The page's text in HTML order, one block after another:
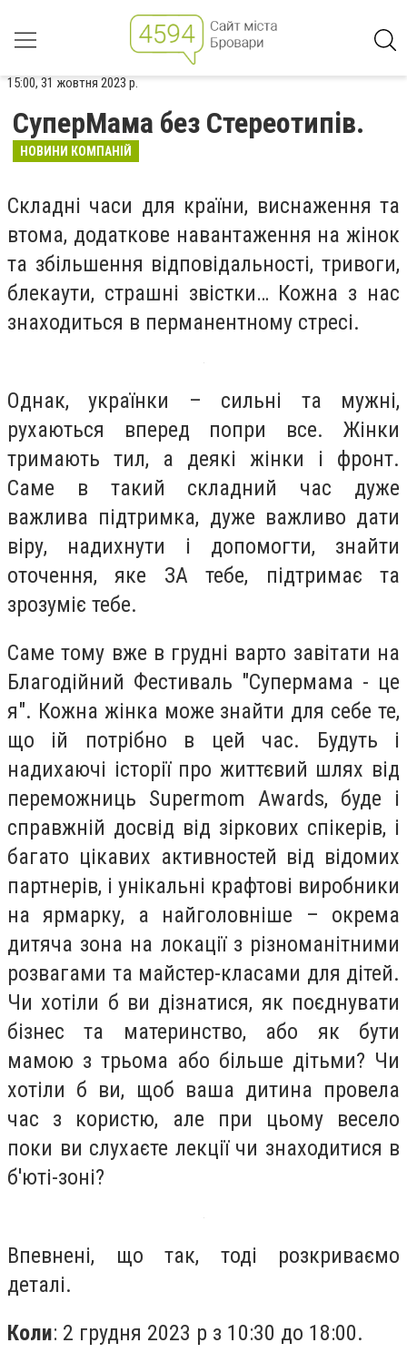
15:00, 31 жовтня 2023 р.
СуперМама без Стереотипів.
НОВИНИ КОМПАНІЙ
Складні часи для країни, виснаження та
втома, додаткове навантаження на жінок
та збільшення відповідальності, тривоги,
блекаути, страшні звістки… Кожна з нас
знаходиться в перманентному стресі.
Однак, українки – сильні та мужні,
рухаються вперед попри все. Жінки
тримають тил, а деякі жінки і фронт.
Саме в такий складний час дуже
важлива підтримка, дуже важливо дати
віру, надихнути і допомогти, знайти
оточення, яке ЗА тебе, підтримає та
зрозуміє тебе.
Саме тому вже в грудні варто завітати на
Благодійний Фестиваль "Супермама - це
я". Кожна жінка може знайти для себе те,
що ій потрібно в цей час. Будуть і
надихаючі історії про життєвий шлях від
переможниць Supermom Awards, буде і
справжній досвід від зіркових спікерів, і
багато цікавих активностей від відомих
партнерів, і унікальні крафтові виробники
на ярмарку, а найголовніше – окрема
дитяча зона на локації з різноманітними
розвагами та майстер-класами для дітей.
Чи хотіли б ви дізнатися, як поєднувати
бізнес та материнство, або як бути
мамою з трьома або більше дітьми? Чи
хотіли б ви, щоб ваша дитина провела
час з користю, але при цьому весело
поки ви слухаєте лекції чи знаходитися в
б'юті-зоні?
Впевнені, що так, тоді розкриваємо
деталі.
Коли: 2 грудня 2023 р з 10:30 до 18:00.